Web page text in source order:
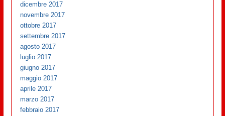
dicembre 2017
novembre 2017
ottobre 2017
settembre 2017
agosto 2017
luglio 2017
giugno 2017
maggio 2017
aprile 2017
marzo 2017
febbraio 2017